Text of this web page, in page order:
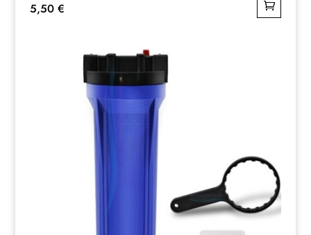
5,50 €